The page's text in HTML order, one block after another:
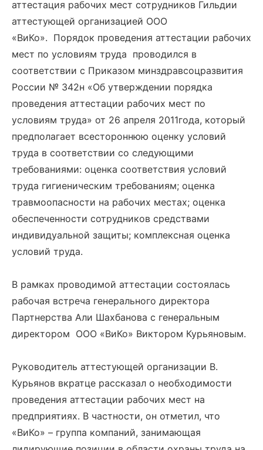
аттестация рабочих мест сотрудников Гильдии
аттестующей организацией ООО
«ВиКо». Порядок проведения аттестации рабочих
мест по условиям труда проводился в
соответствии с Приказом минздравсоцразвития
России № 342н «Об утверждении порядка
проведения аттестации рабочих мест по
условиям труда» от 26 апреля 2011года, который
предполагает всестороннюю оценку условий
труда в соответствии со следующими
требованиями: оценка соответствия условий
труда гигиеническим требованиям; оценка
травмоопасности на рабочих местах; оценка
обеспеченности сотрудников средствами
индивидуальной защиты; комплексная оценка
условий труда.
В рамках проводимой аттестации состоялась
рабочая встреча генерального директора
Партнерства Али Шахбанова с генеральным
директором ООО «ВиКо» Виктором Курьяновым.
Руководитель аттестующей организации В.
Курьянов вкратце рассказал о необходимости
проведения аттестации рабочих мест на
предприятиях. В частности, он отметил, что
«ВиКо» – группа компаний, занимающая